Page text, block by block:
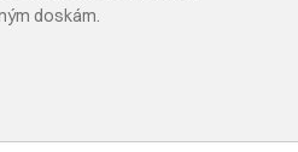
doskám.